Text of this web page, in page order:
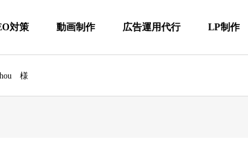
対策 動画制作 広告運用代行 LP制作
様